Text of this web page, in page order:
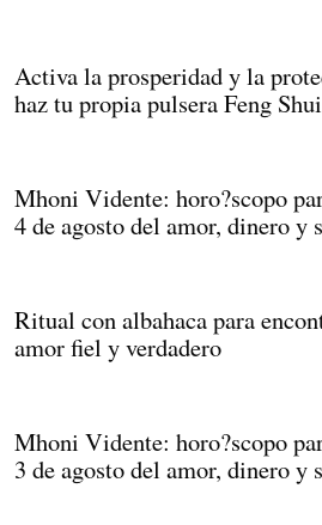
Activa la prosperidad y la
haz tu propia pulsera Feng Shui
Mhoni Vidente: horo?scopo
4 de agosto del amor, dinero y
Ritual con albahaca para
amor fiel y verdadero
Mhoni Vidente: horo?scopo
3 de agosto del amor, dinero y